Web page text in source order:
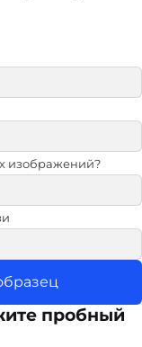
изображений?
пробный